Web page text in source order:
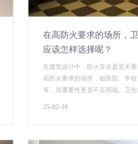
在高防火要求的场所，
应该怎样选择呢？
在建筑设计中，防火安全是至关
高防火要求的场所，如医院、学
等，其重要性更是不言而喻。卫生
25-02-16